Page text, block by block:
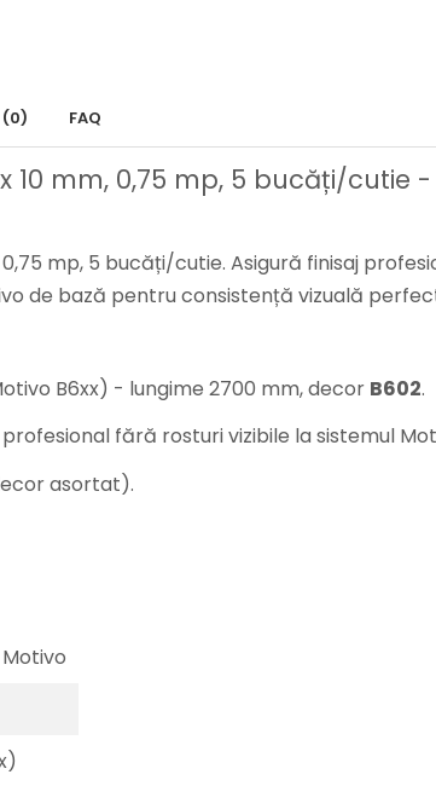
(0) FAQ
10 mm, 0,75 mp, 5 bucăți/
0,75 mp, 5 bucăți/cutie. Asigură finisaj
de bază pentru consistență vizuală
B6xx) - lungime 2700 mm, decor B602.
fără rosturi vizibile la sistemul
asortat).